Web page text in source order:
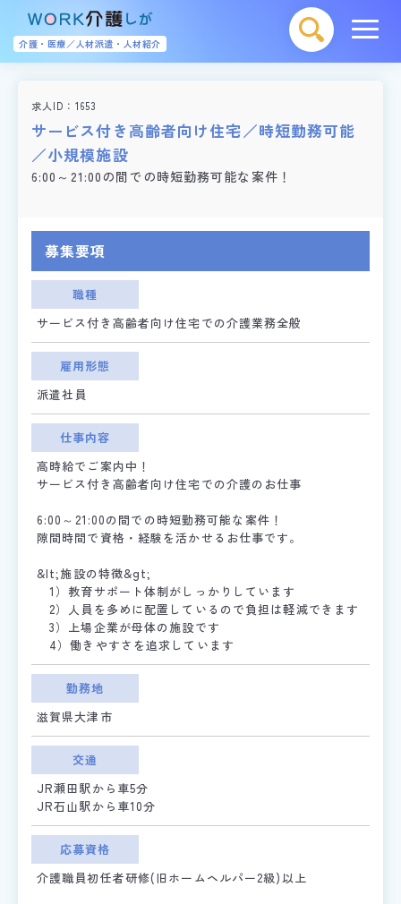
介護・医療／人材派遣・人材紹介
求人ID 1653
サービス付き高齢者向け住宅／時短勤務可能
／小規模施設
6:00～21:00の間での時短勤務可能な案件！
募集要項
職種
サービス付き高齢者向け住宅での介護業務全般
雇用形態
派遣社員
仕事内容
高時給でご案内中！
サービス付き高齢者向け住宅での介護のお仕事
6:00～21:00の間での時短勤務可能な案件！
隙間時間で資格・経験を活かせるお仕事です。
&lt;施設の特徴&gt;
1）教育サポート体制がしっかりしています
2）人員を多めに配置しているので負担は軽減できます
3）上場企業が母体の施設です
4）働きやすさを追求しています
勤務地
滋賀県大津市
交通
JR瀬田駅から車5分
JR石山駅から車10分
応募資格
介護職員初任者研修(旧ホームヘルパー2級)以上